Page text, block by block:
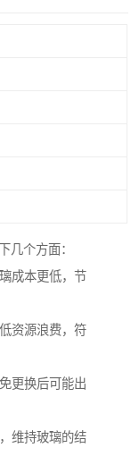
几个方面：
成本更低，节
资源浪费，符
更换后可能出
维持玻璃的结